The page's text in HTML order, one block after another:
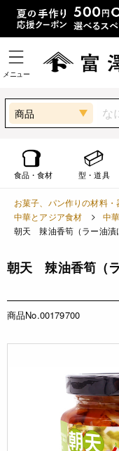
メニュー
商品
食品・食材 型・道具
お菓子、パン作りの材料・
中華とアジア食材
中
朝天 辣油香筍（ラー油漬
朝天 辣油香筍（
商品No.00179700